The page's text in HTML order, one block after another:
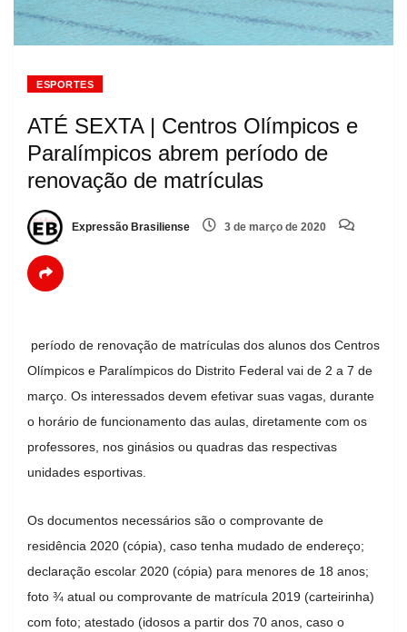
ESPORTES
ATÉ SEXTA | Centros Olímpicos e
Paralímpicos abrem período de
renovação de matrículas
Expressão Brasiliense 3 de março de 2020
período de renovação de matrículas dos alunos dos Centros
Olímpicos e Paralímpicos do Distrito Federal vai de 2 a 7 de
março. Os interessados devem efetivar suas vagas, durante
o horário de funcionamento das aulas, diretamente com os
professores, nos ginásios ou quadras das respectivas
unidades esportivas.
Os documentos necessários são o comprovante de
residência 2020 (cópia), caso tenha mudado de endereço;
declaração escolar 2020 (cópia) para menores de 18 anos;
foto ¾ atual ou comprovante de matrícula 2019 (carteirinha)
com foto; atestado (idosos a partir dos 70 anos, caso o